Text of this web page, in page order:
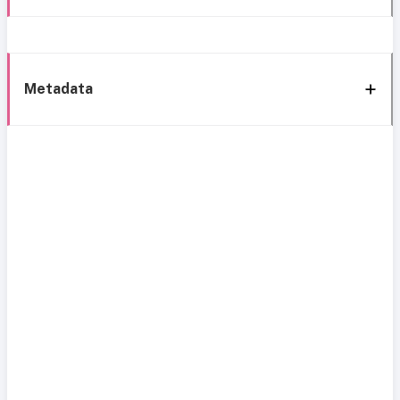
Metadata